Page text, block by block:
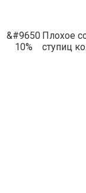
&#9650
10%
Плохое
ступиц